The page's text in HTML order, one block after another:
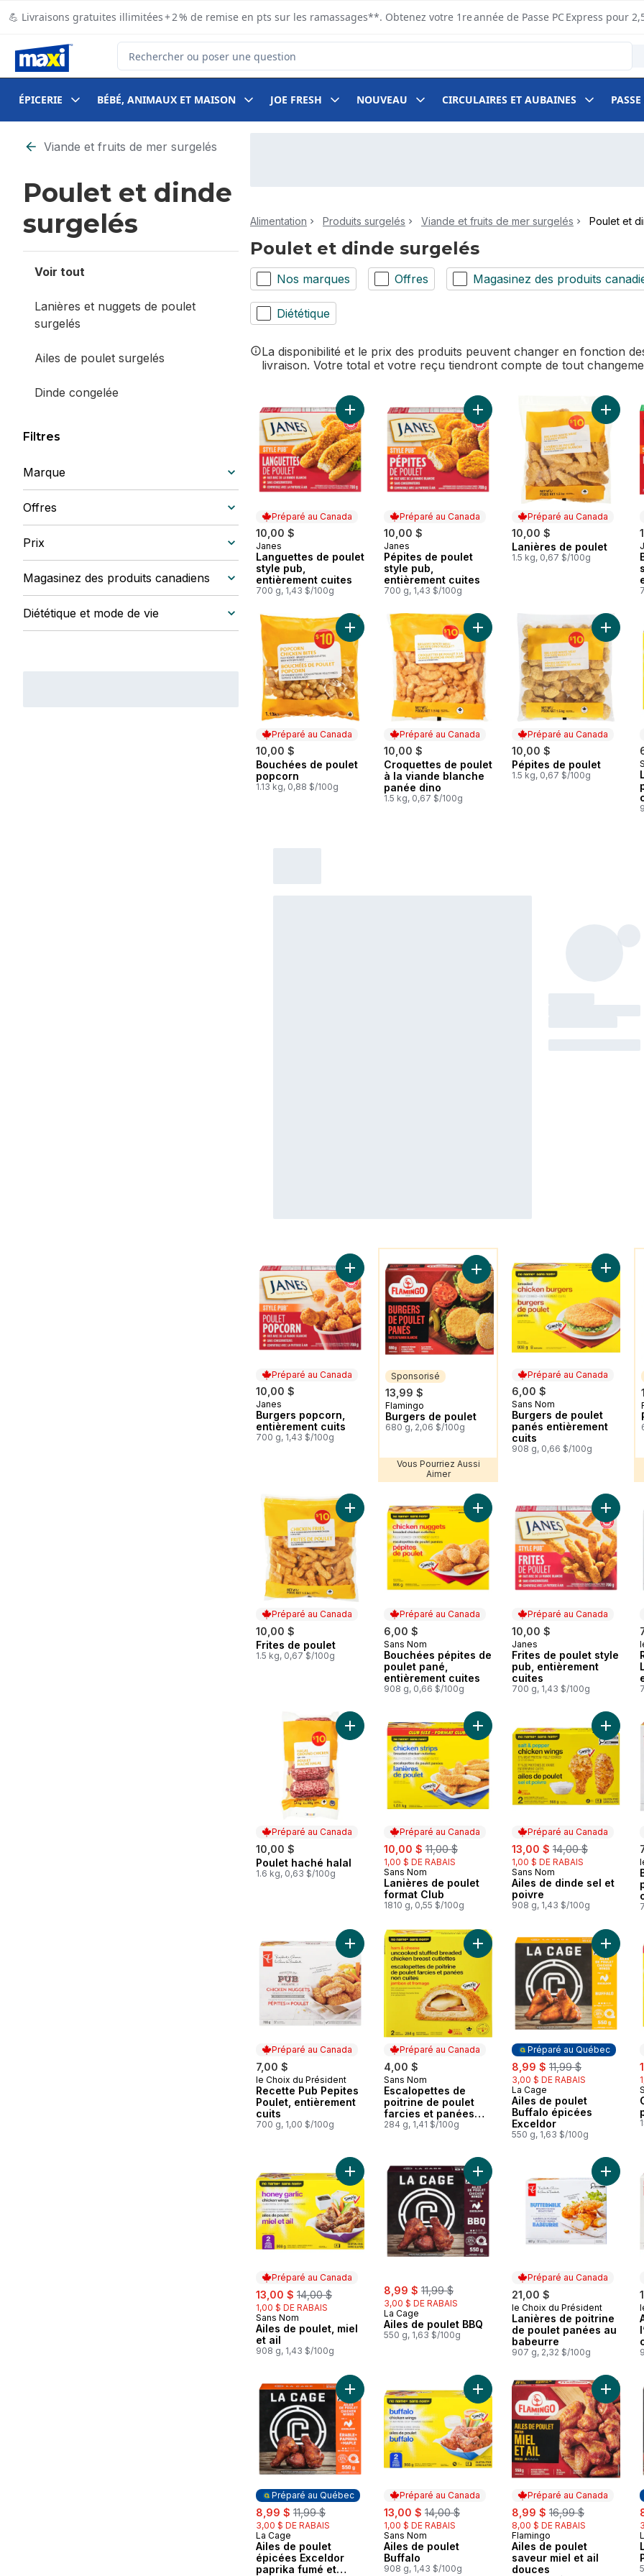
💪 Livraisons gratuites illimitées + 2 % de remise en pts sur les ramassages**. Obtenez votre 1re année de Passe PC Express pour
Rechercher des produits
ÉPICERIE BÉBÉ, ANIMAUX ET MAISON JOE FRESH NOUVEAU CIRCULAIRES ET AUBAINES
Passer au filtrage du contenu
Viande et fruits de mer surgelés
Poulet et dinde
surgelés
Voir tout
Lanières et nuggets de poulet
surgelés
Ailes de poulet surgelés
Dinde congelée
Filtres
Marque
Offres
Prix
Magasinez des produits canadiens
Diététique et mode de vie
Alimentation Produits surgelés Viande et fruits de mer surgelés Poulet et
Poulet et dinde surgelés
Nos marques Offres Magasinez des produits
Diététique
La disponibilité et le prix des produits peuvent changer en fonction
livraison. Votre total et votre reçu tiendront compte de tout
Préparé au Canada
10,00 $
Préparé au Canada
Janes
Languettes de poulet
style pub,
entièrement cuites
700 g, 1,43 $/100g
Ajouter Languettes de poulet style pub, entièrement cuites
Préparé au Canada
10,00 $
Préparé au Canada
Janes
Pépites de poulet
style pub,
entièrement cuites
700 g, 1,43 $/100g
Ajouter Pépites de poulet style
Préparé au Canada
10,00 $
Préparé au Canada
Lanières de poulet
1.5 kg, 0,67 $/100g
Ajouter
Préparé au Canada
10,00 $
Préparé au Canada
Bouchées de poulet
popcorn
1.13 kg, 0,88 $/100g
Ajouter Bouchées de poulet popcorn au panier
Préparé au Canada
10,00 $
Préparé au Canada
Croquettes de poulet
à la viande blanche
panée dino
1.5 kg, 0,67 $/100g
Ajouter Croquettes de poulet à la
Préparé au Canada
10,00 $
Préparé au Canada
Pépites de poulet
1.5 kg, 0,67 $/100g
Ajouter
Préparé au Canada
10,00 $
Préparé au Canada
Janes
Burgers popcorn,
entièrement cuits
700 g, 1,43 $/100g
Ajouter Burgers popcorn, entièrement cuits au panier
Vous Pourriez Aussi Aimer
Sponsorisé
13,99 $
Sponsorisé
Flamingo
Burgers de poulet
680 g, 2,06 $/100g
Ajouter Burgers de poulet au
Vous Pourriez Aussi
Aimer
Préparé au Canada
6,00 $
Préparé au Canada
Sans Nom
Burgers de poulet
panés entièrement
cuits
908 g, 0,66 $/100g
Ajouter
Préparé au Canada
10,00 $
Préparé au Canada
Frites de poulet
1.5 kg, 0,67 $/100g
Ajouter Frites de poulet au panier
Préparé au Canada
6,00 $
Préparé au Canada
Sans Nom
Bouchées pépites de
poulet pané,
entièrement cuites
908 g, 0,66 $/100g
Ajouter Bouchées pépites de
Préparé au Canada
10,00 $
Préparé au Canada
Janes
Frites de poulet style
pub, entièrement
cuites
700 g, 1,43 $/100g
Ajouter
Préparé au Canada
10,00 $
Préparé au Canada
Poulet haché halal
1.6 kg, 0,63 $/100g
Ajouter Poulet haché halal au panier
Préparé au Canada
sale:
10,00 $ , formerly:
11,00 $
1,00 $ DE RABAIS
Préparé au Canada
Sans Nom
Lanières de poulet
format Club
1810 g, 0,55 $/100g
Ajouter Lanières de poulet format
Préparé au Canada
sale:
13,00 $ , formerly:
14,00 $
1,00 $ DE RABAIS
Préparé au Canada
Sans Nom
Ailes de dinde sel et
poivre
908 g, 1,43 $/100g
Ajouter
Préparé au Canada
7,00 $
Préparé au Canada
le Choix du Président
Recette Pub Pepites
Poulet, entièrement
cuits
700 g, 1,00 $/100g
Ajouter Recette Pub Pepites Poulet, entièrement cuits au
Préparé au Canada
4,00 $
Préparé au Canada
Sans Nom
Escalopettes de
poitrine de poulet
farcies et panées
non cuites, jambon
284 g, 1,41 $/100g
Ajouter Escalopettes de poitrine
Préparé au Québec
sale:
8,99 $ , formerly:
11,99 $
3,00 $ DE RABAIS
Préparé au Québec
La Cage
Ailes de poulet
Buffalo épicées
Exceldor
550 g, 1,63 $/100g
Ajouter
Préparé au Canada
sale:
13,00 $ , formerly:
14,00 $
1,00 $ DE RABAIS
Préparé au Canada
Sans Nom
Ailes de poulet, miel
et ail
908 g, 1,43 $/100g
Ajouter Ailes de poulet, miel et ail au panier
sale:
8,99 $ , formerly:
11,99 $
3,00 $ DE RABAIS
La Cage
Ailes de poulet BBQ
550 g, 1,63 $/100g
Ajouter Ailes de poulet BBQ au
Préparé au Canada
21,00 $
Préparé au Canada
le Choix du Président
Lanières de poitrine
de poulet panées au
babeurre
907 g, 2,32 $/100g
Ajouter
Préparé au Québec
sale:
8,99 $ , formerly:
11,99 $
3,00 $ DE RABAIS
Préparé au Québec
La Cage
Ailes de poulet
épicées Exceldor
paprika fumé et
Ajouter Ailes de poulet épicées Exceldor paprika fumé et
Préparé au Canada
sale:
13,00 $ , formerly:
14,00 $
1,00 $ DE RABAIS
Préparé au Canada
Sans Nom
Ailes de poulet
Buffalo
908 g, 1,43 $/100g
Ajouter Ailes de poulet Buffalo au
Préparé au Canada
sale:
8,99 $ , formerly:
16,99 $
8,00 $ DE RABAIS
Préparé au Canada
Flamingo
Ailes de poulet
saveur miel et ail
douces
Ajouter